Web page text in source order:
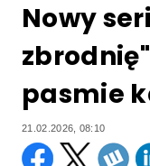
Nowy
pasmie
21.02.2026, 08:10